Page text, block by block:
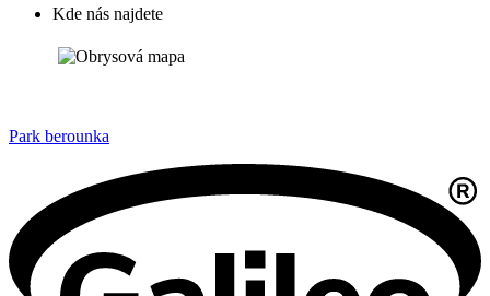
Kde nás najdete
Park berounka